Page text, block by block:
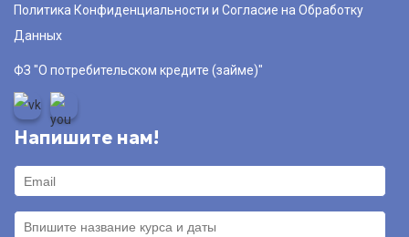
Политика Конфиденциальности и Согласие на Обработку
Данных
ФЗ "О потребительском кредите (займе)"
Напишите нам!